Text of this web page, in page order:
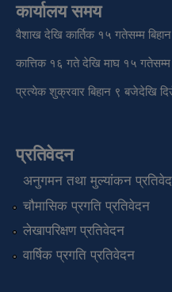
कार्यालय समय
वैशाख देखि कार्तिक १५ गतेसम्म
कात्तिक १६ गते देखि माघ १५
प्रत्येक शुक्रवार बिहान ९ बजेदेखि
प्रतिवेदन
अनुगमन तथा मुल्यांकन
चौमासिक प्रगति प्रतिवेदन
लेखापरिक्षण प्रतिवेदन
वार्षिक प्रगति प्रतिवेदन